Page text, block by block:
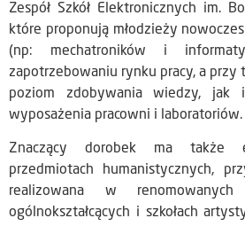
Zespół Szkół Elektronicznych im.
które proponują młodzieży
(np: mechatroników i
zapotrzebowaniu rynku pracy, a przy
poziom zdobywania wiedzy, jak
wyposażenia pracowni i laboratoriów.
Znaczący dorobek ma także
przedmiotach humanistycznych,
realizowana w renomowanych
ogólnokształcących i szkołach